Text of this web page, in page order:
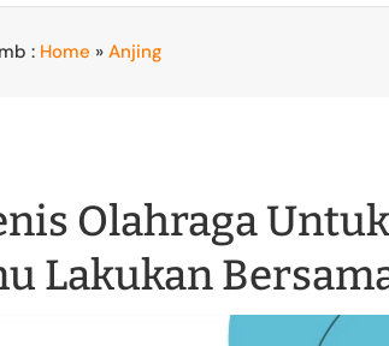
: Home »Anjing
Olahraga
Lakukan